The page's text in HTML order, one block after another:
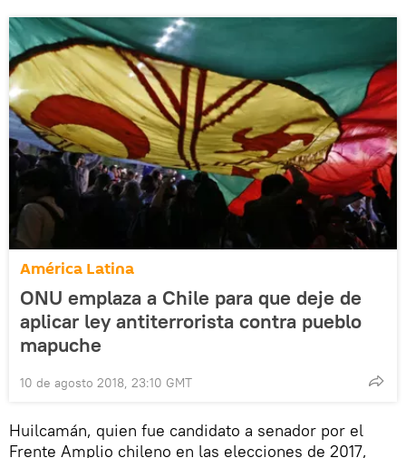
América Latina
ONU emplaza a Chile para que deje de
aplicar ley antiterrorista contra pueblo
mapuche
10 de agosto 2018, 23:10 GMT
Huilcamán, quien fue candidato a senador por el
Frente Amplio chileno en las elecciones de 2017,